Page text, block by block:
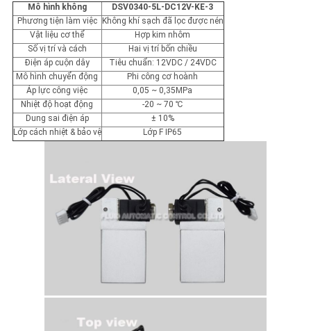
Mô hình không
DSV0340-5L-DC12V-KE-3
Phương tiện làm việc
Không khí sạch đã lọc được nén
Vật liệu cơ thể
Hợp kim nhôm
Số vị trí và cách
Hai vị trí bốn chiều
Điện áp cuộn dây
Tiêu chuẩn: 12VDC / 24VDC
Mô hình chuyển động
Phi công cơ hoành
Áp lực công việc
0,05 ~ 0,35MPa
Nhiệt độ hoạt động
-20 ~ 70 ℃
Dung sai điện áp
± 10%
Lớp cách nhiệt & bảo vệ
Lớp F IP65